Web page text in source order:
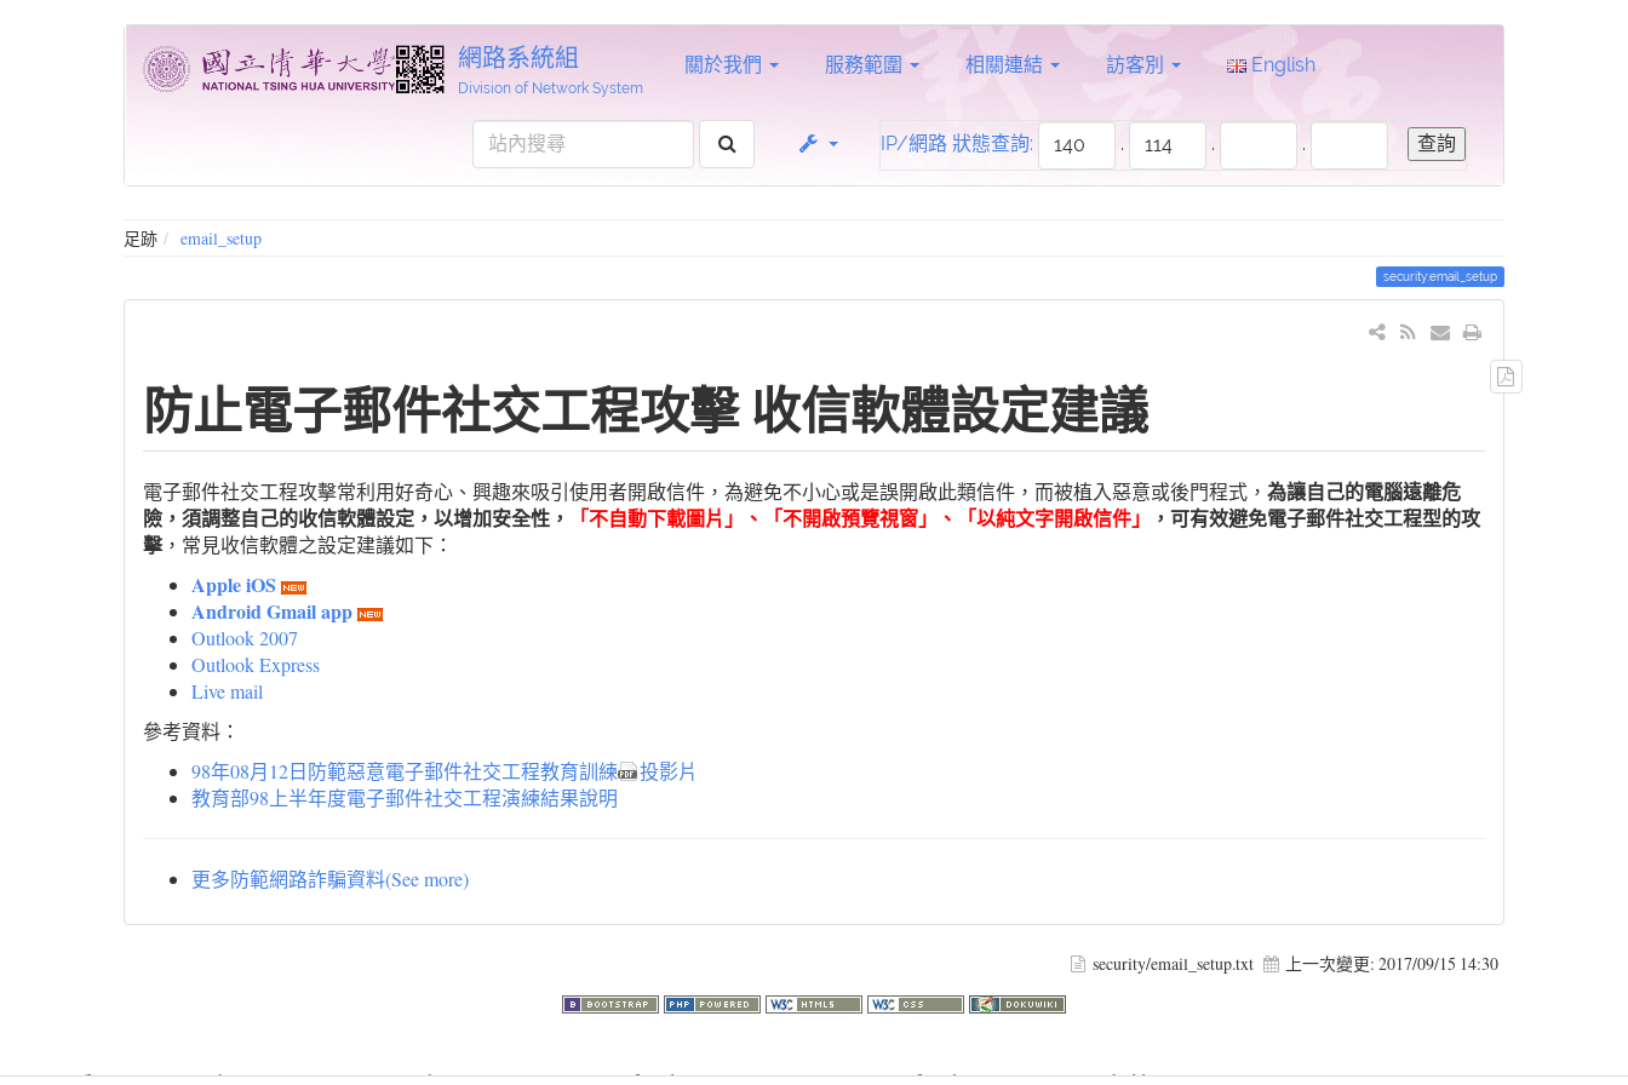
網路系統組
Division of Network System
關於我們 服務範圍 相關連結 訪客別 English
IP/網路 狀態查詢: . . .
足跡 email_setup
security:email_setup
出
防止電子郵件社交工程攻擊 收信軟體設定建議
電子郵件社交工程攻擊常利用好奇心、興趣來吸引使用者開啟信件，為避免不小心或是誤開啟此類信件，而被植入惡意或後門程式， 為讓自己的電腦遠離危
險，須調整自己的收信軟體設定，以增加安全性，
「不自動下載圖片」、「不開啟預覽視窗」、「以純文字開啟信件」
，可有效避免電子郵件社交工程型的攻
擊，常見收信軟體之設定建議如下：
Apple iOS
Android Gmail app
Outlook 2007
Outlook Express
Live mail
參考資料：
98年08月12日防範惡意電子郵件社交工程教育訓練
投影片
教育部98上半年度電子郵件社交工程演練結果說明
更多防範網路詐騙資料(See more)
security/email_setup.txt 上一次變更: 2017/09/15 14:30